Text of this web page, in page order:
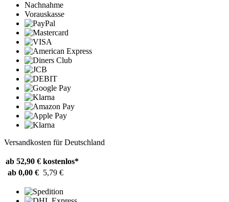
Nachnahme
Vorauskasse
Versandkosten für Deutschland
ab 52,90 € kostenlos*
ab 0,00 € 5,79 €